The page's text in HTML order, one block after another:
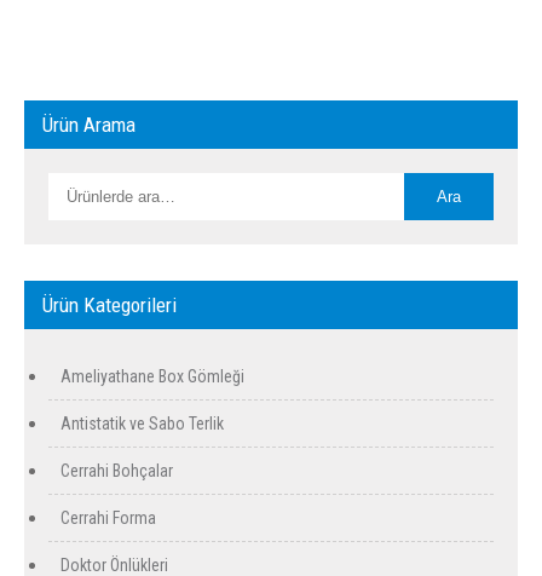
Ürün Arama
Ara
Ürün Kategorileri
Ameliyathane Box Gömleği
Antistatik ve Sabo Terlik
Cerrahi Bohçalar
Cerrahi Forma
Doktor Önlükleri